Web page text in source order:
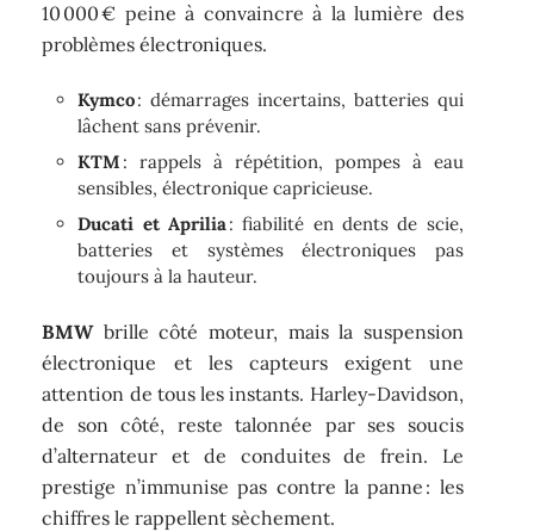
10 000 € peine à convaincre à la lumière des
problèmes électroniques.
Kymco: démarrages incertains, batteries qui
lâchent sans prévenir.
KTM : rappels à répétition, pompes à eau
sensibles, électronique capricieuse.
Ducati et Aprilia: fiabilité en dents de scie,
batteries et systèmes électroniques pas
toujours à la hauteur.
BMWbrille côté moteur, mais la suspension
électronique et les capteurs exigent une
attention de tous les instants. Harley-Davidson,
de son côté, reste talonnée par ses soucis
d’alternateur et de conduites de frein. Le
prestige n’immunise pas contre la panne : les
chiffres le rappellent sèchement.